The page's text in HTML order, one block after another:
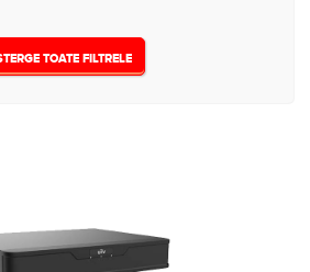
TOATE FILTRELE